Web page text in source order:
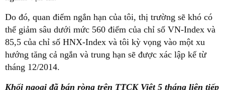
Do đó, quan điểm ngắn hạn của tôi, thị trường sẽ khó có
thể giảm sâu dưới mức 560 điểm của chỉ số VN-Index và
85,5 của chỉ số HNX-Index và tôi kỳ vọng vào một xu
hướng tăng cả ngắn và trung hạn sẽ được xác lập kể từ
tháng 12/2014.
Khối ngoại đã bán ròng trên TTCK Việt 5 tháng liên tiếp